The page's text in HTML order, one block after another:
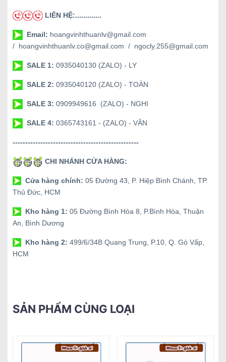
LIÊN HỆ:.............
Email: hoangvinhthuanlv@gmail.com
/ hoangvinhthuanlv.co@gmail.com / ngocly.255@gmail.com
SALE 1: 0935040130 (ZALO) - LY
SALE 2: 0935040120 (ZALO) - TOÀN
SALE 3: 0909949616 (ZALO) - NGHI
SALE 4: 0365743161 - (ZALO) - VÂN
--------------------------------------------------
CHI NHÁNH CỬA HÀNG:
Cửa hàng chính: 05 Đường 43, P. Hiệp Bình Chánh, TP.
Thủ Đức, HCM
Kho hàng 1: 05 Đường Bình Hòa 8, P.Bình Hòa, Thuận
An, Bình Dương
Kho hàng 2: 499/6/34B Quang Trung, P.10, Q. Gò Vấp,
HCM
SẢN PHẨM CÙNG LOẠI